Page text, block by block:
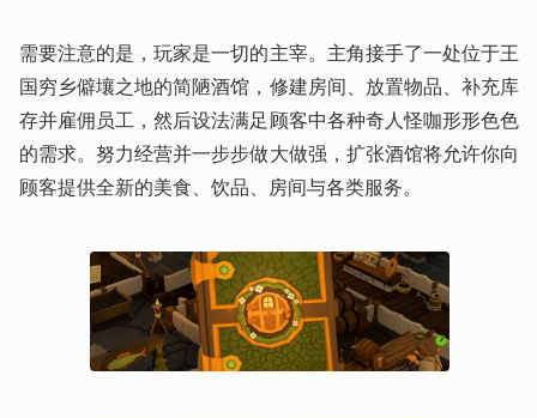
需要注意的是，玩家是一切的主宰。主角接手了一处位于王
国穷乡僻壤之地的简陋酒馆，修建房间、放置物品、补充库
存并雇佣员工，然后设法满足顾客中各种奇人怪咖形形色色
的需求。努力经营并一步步做大做强，扩张酒馆将允许你向
顾客提供全新的美食、饮品、房间与各类服务。